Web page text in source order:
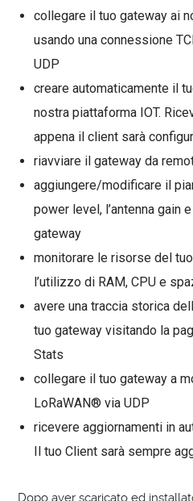
collegare il tuo gateway ai
usando una connessione
UDP
creare automaticamente il
nostra piattaforma IOT.
appena il client sarà
riavviare il gateway da
aggiungere/modificare il
power level, l’antenna gain
gateway
monitorare le risorse del
l’utilizzo di RAM, CPU e
avere una traccia storica
tuo gateway visitando la
Stats
collegare il tuo gateway a
LoRaWAN® via UDP
ricevere aggiornamenti in
Il tuo Client sarà sempre
Dopo aver scaricato ed